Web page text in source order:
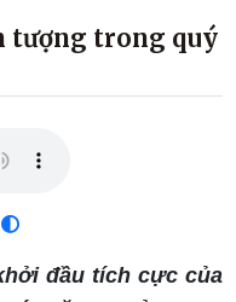
tượng trong quý
đầu tích cực của